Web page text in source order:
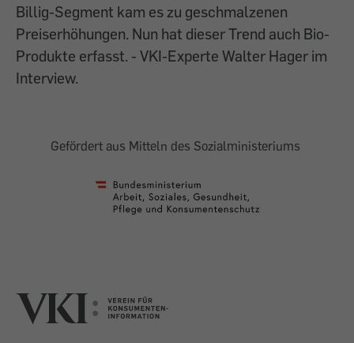
Billig-Segment kam es zu geschmalzenen
Preiserhöhungen. Nun hat dieser Trend auch Bio-
Produkte erfasst. - VKI-Experte Walter Hager im
Interview.
Gefördert aus Mitteln des Sozialministeriums